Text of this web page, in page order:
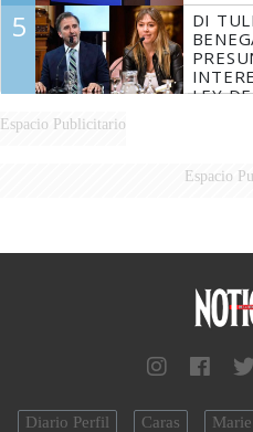
5
DI
LEY
Espacio Publicitario
Espacio
Diario Perfil Caras